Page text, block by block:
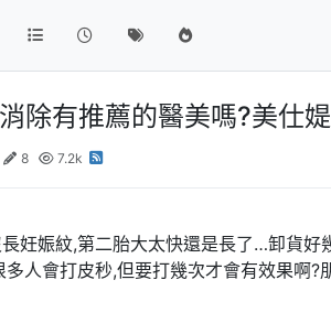
除有推薦的醫美嗎?美仕
8 7.2k
妊娠紋,第二胎大太快還是長了…卸貨
多人會打皮秒,但要打幾次才會有效果啊